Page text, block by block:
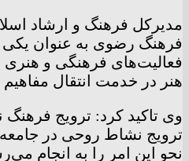
مدیرکل فرهنگ و ارشاد
فرهنگ رضوی به عنوان یکی
فعالیت‌های فرهنگی و هنری
هنر در خدمت انتقال
وی تاکید کرد: ترویج
ترویج نشاط روحی در
نحو این امر را به انجام